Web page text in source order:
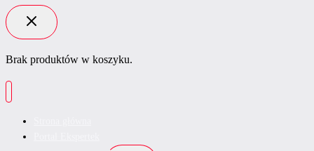
Brak produktów w koszyku.